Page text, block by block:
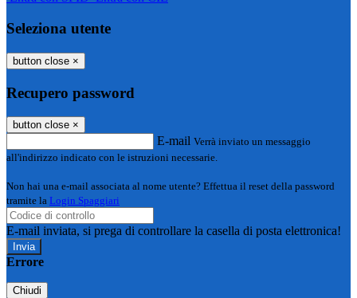
Seleziona utente
button close ×
Recupero password
button close ×
E-mail Verrà inviato un messaggio
all'indirizzo indicato con le istruzioni necessarie.
Non hai una e-mail associata al nome utente? Effettua il reset della password
tramite la Login Spaggiari
E-mail inviata, si prega di controllare la casella di posta elettronica!
Errore
Chiudi